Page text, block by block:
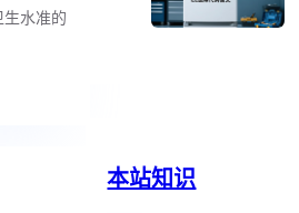
水准的
本站知识